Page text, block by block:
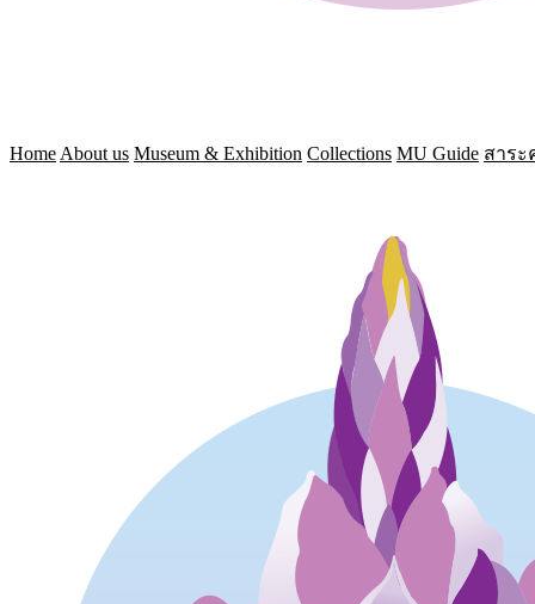
Home About us Museum & Exhibition Collections MU Guide สาระ